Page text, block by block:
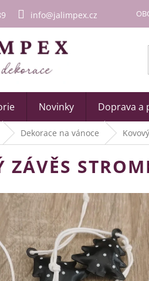
info@jalimpex.cz
Novinky Doprava a
Dekorace na vánoce
ZÁVĚS